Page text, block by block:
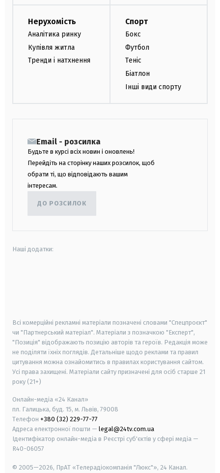
Нерухомість
Аналітика ринку
Купівля житла
Тренди і натхнення
Спорт
Бокс
Футбол
Теніс
Біатлон
Інші види спорту
Email - розсилка
Будьте в курсі всіх новин і оновлень!
Перейдіть на сторінку наших розсилок, щоб
обрати ті, що відповідають вашим
інтересам.
ДО РОЗСИЛОК
Наші додатки:
Всі комерційні рекламні матеріали позначені словами "Спецпроєкт"
чи "Партнерський матеріал". Матеріали з позначкою "Експерт",
"Позиція" відображають позицію авторів та героїв. Редакція може
не поділяти їхніх поглядів. Детальніше щодо реклами та правил
цитування можна ознайомитись в правилах користування сайтом.
Усі права захищені. Матеріали сайту призначені для осіб старше 21
року (21+)
Онлайн-медіа «24 Канал»
пл. Галицька, буд. 15, м. Львів, 79008
Телефон +380 (32) 229-77-77
Адреса електронної пошти — legal@24tv.com.ua
Ідентифікатор онлайн-медіа в Реєстрі суб'єктів у сфері медіа —
R40-06057
© 2005—2026, ПрАТ «Телерадіокомпанія "Люкс"», 24 Канал.